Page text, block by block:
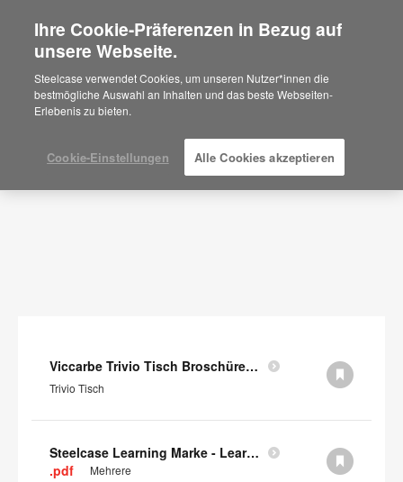
Are you in United States?
Would you like to see Products we sell in
your region?
Americas
Español
Dokumente
Viccarbe Trivio Tisch Broschüre (auf Englisch)
Trivio Tisch
Steelcase Learning Marke - Learning Book PDF
.pdf
Mehrere
Ihre Cookie-Präferenzen in Bezug auf
unsere Webseite.
Steelcase verwendet Cookies, um unseren Nutzer*innen die
bestmögliche Auswahl an Inhalten und das beste Webseiten-
Erlebenis zu bieten.
Cookie-Einstellungen Alle Cookies akzeptieren